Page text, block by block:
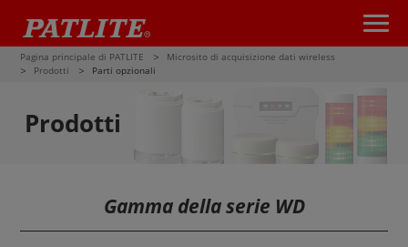
Pagina principale di PATLITE
Microsito di acquisizione dati wireless
Prodotti
Parti opzionali
Prodotti
Gamma della serie WD